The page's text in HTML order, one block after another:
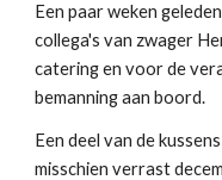
Een paar weken
collega's van zwager
catering en voor de
bemanning aan boord.
Een deel van de
misschien verrast